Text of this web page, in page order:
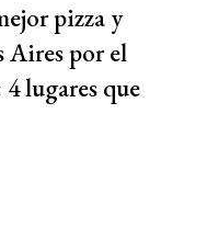
pizza y
Aires por el
lugares que